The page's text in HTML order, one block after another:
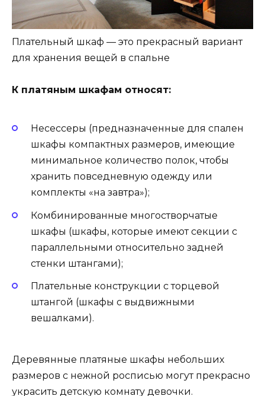
Плательный шкаф — это прекрасный вариант
для хранения вещей в спальне
К платяным шкафам относят:
Несессеры (предназначенные для спален
шкафы компактных размеров, имеющие
минимальное количество полок, чтобы
хранить повседневную одежду или
комплекты «на завтра»);
Комбинированные многостворчатые
шкафы (шкафы, которые имеют секции с
параллельными относительно задней
стенки штангами);
Плательные конструкции с торцевой
штангой (шкафы с выдвижными
вешалками).
Деревянные платяные шкафы небольших
размеров с нежной росписью могут прекрасно
украсить детскую комнату девочки.